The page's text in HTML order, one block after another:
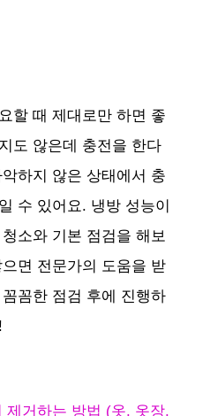
할 때 제대로만 하면 좋
도 않은데 충전을 한다
하지 않은 상태에서 충
수 있어요. 냉방 성능이
소와 기본 점검을 해보
면 전문가의 도움을 받
꼼한 점검 후에 진행하
제거하는 방법 (옷, 옷장,